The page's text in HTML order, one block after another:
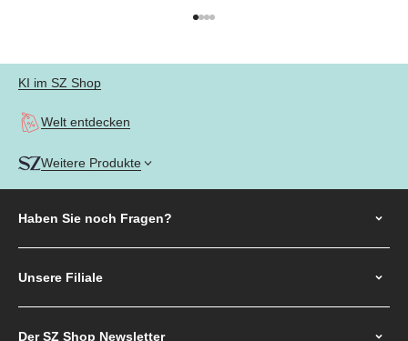
KI im SZ Shop
Welt entdecken
Weitere Produkte
Haben Sie noch Fragen?
Unsere Filiale
Der SZ Shop Newsletter